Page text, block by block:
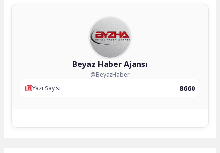
Beyaz Haber Ajansı
@BeyazHaber
Yazı Sayısı
8660